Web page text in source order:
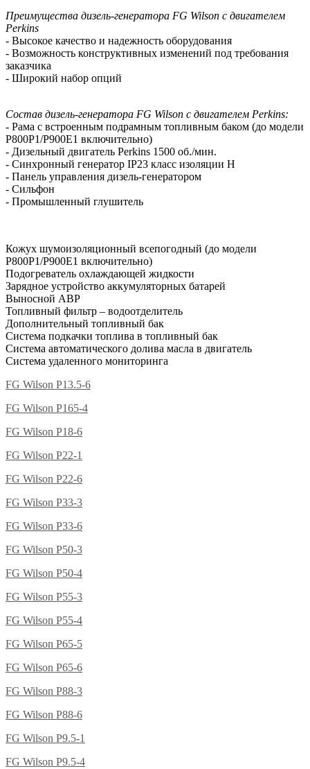
Преимущества дизель-генератора FG Wilson с двигателем
Perkins
- Высокое качество и надежность оборудования
- Возможность конструктивных изменений под требования
заказчика
- Широкий набор опций
Состав дизель-генератора FG Wilson с двигателем Perkins:
- Рама с встроенным подрамным топливным баком (до модели
P800P1/P900E1 включительно)
- Дизельный двигатель Perkins 1500 об./мин.
- Синхронный генератор IP23 класс изоляции H
- Панель управления дизель-генератором
- Сильфон
- Промышленный глушитель
Кожух шумоизоляционный всепогодный (до модели
P800P1/P900E1 включительно)
Подогреватель охлаждающей жидкости
Зарядное устройство аккумуляторных батарей
Выносной АВР
Топливный фильтр – водоотделитель
Дополнительный топливный бак
Система подкачки топлива в топливный бак
Система автоматического долива масла в двигатель
Система удаленного мониторинга
FG Wilson P13.5-6
FG Wilson P165-4
FG Wilson P18-6
FG Wilson P22-1
FG Wilson P22-6
FG Wilson P33-3
FG Wilson P33-6
FG Wilson P50-3
FG Wilson P50-4
FG Wilson P55-3
FG Wilson P55-4
FG Wilson P65-5
FG Wilson P65-6
FG Wilson P88-3
FG Wilson P88-6
FG Wilson P9.5-1
FG Wilson P9.5-4